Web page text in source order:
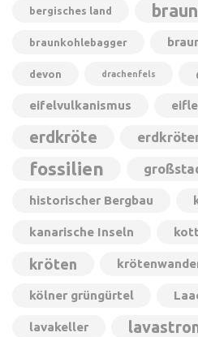
bergisches land
braunkohlebagger
devon drachenfels
eifelvulkanismus
erdkröte
fossilien
historischer Bergbau
kanarische Inseln
kröten
kölner grüngürtel
lavakeller